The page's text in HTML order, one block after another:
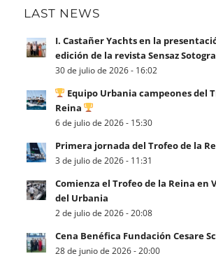
LAST NEWS
I. Castañer Yachts en la
edición de la revista Sensaz
30 de julio de 2026 - 16:02
Equipo Urbania campeones del
Reina
6 de julio de 2026 - 15:30
Primera jornada del Trofeo de la
3 de julio de 2026 - 11:31
Comienza el Trofeo de la Reina en
del Urbania
2 de julio de 2026 - 20:08
Cena Benéfica Fundación Cesare
28 de junio de 2026 - 20:00